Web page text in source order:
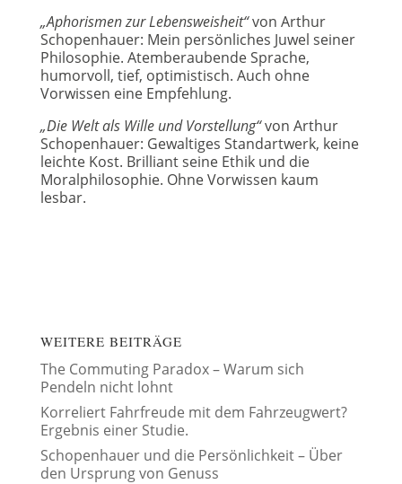
„Aphorismen zur Lebensweisheit“von Arthur
Schopenhauer: Mein persönliches Juwel seiner
Philosophie. Atemberaubende Sprache,
humorvoll, tief, optimistisch. Auch ohne
Vorwissen eine Empfehlung.
„Die Welt als Wille und Vorstellung“von Arthur
Schopenhauer: Gewaltiges Standartwerk, keine
leichte Kost. Brilliant seine Ethik und die
Moralphilosophie. Ohne Vorwissen kaum
lesbar.
WEITERE BEITRÄGE
The Commuting Paradox – Warum sich
Pendeln nicht lohnt
Korreliert Fahrfreude mit dem Fahrzeugwert?
Ergebnis einer Studie.
Schopenhauer und die Persönlichkeit – Über
den Ursprung von Genuss